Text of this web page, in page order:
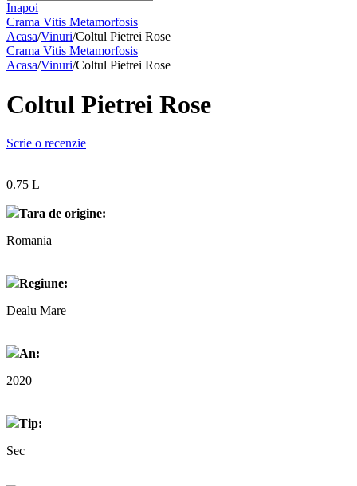
Inapoi
Crama Vitis Metamorfosis
Acasa/Vinuri/Coltul Pietrei Rose
Crama Vitis Metamorfosis
Acasa/Vinuri/Coltul Pietrei Rose
Coltul Pietrei Rose
Scrie o recenzie
0.75 L
Tara de origine:
Romania
Regiune:
Dealu Mare
An:
2020
Tip:
Sec